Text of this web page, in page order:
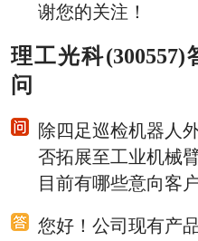
谢您的关注！
理工光科(300557)
问
除四足巡检机器人
否拓展至工业机械
目前有哪些意向客
您好！公司现有产